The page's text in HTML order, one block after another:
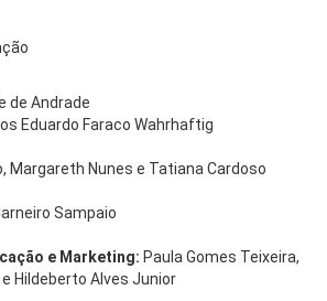
de Andrade
Eduardo Faraco Wahrhaftig
Margareth Nunes e Tatiana Cardoso
Sampaio
e Marketing: Paula Gomes Teixeira,
Hildeberto Alves Junior